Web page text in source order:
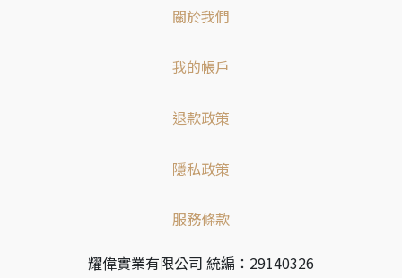
關於我們
我的帳戶
退款政策
隱私政策
服務條款
耀偉實業有限公司 統編：29140326